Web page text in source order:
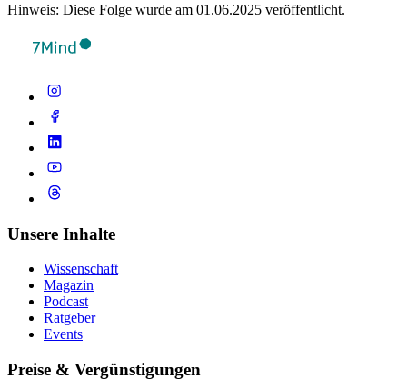
Hinweis: Diese Folge wurde am 01.06.2025 veröffentlicht.
Unsere Inhalte
Wissenschaft
Magazin
Podcast
Ratgeber
Events
Preise & Vergünstigungen